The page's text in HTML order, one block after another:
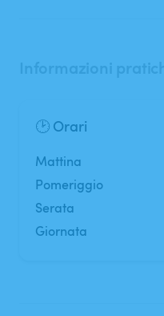
🕑 Orari
mattina
pomeriggio
serata
Giornata